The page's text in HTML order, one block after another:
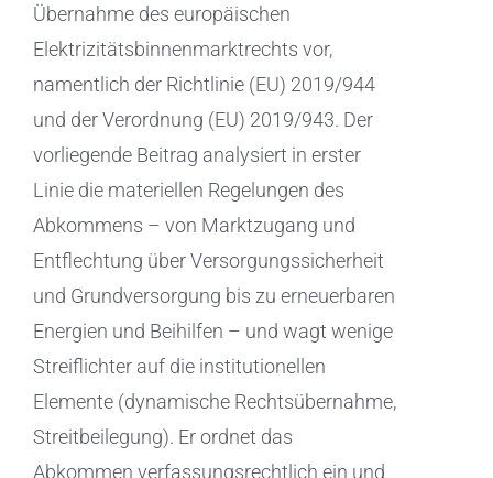
Übernahme des europäischen
Elektrizitätsbinnenmarktrechts vor,
namentlich der Richtlinie (EU) 2019/944
und der Verordnung (EU) 2019/943. Der
vorliegende Beitrag analysiert in erster
Linie die materiellen Regelungen des
Abkommens – von Marktzugang und
Entflechtung über Versorgungssicherheit
und Grundversorgung bis zu erneuerbaren
Energien und Beihilfen – und wagt wenige
Streiflichter auf die institutionellen
Elemente (dynamische Rechtsübernahme,
Streitbeilegung). Er ordnet das
Abkommen verfassungsrechtlich ein und